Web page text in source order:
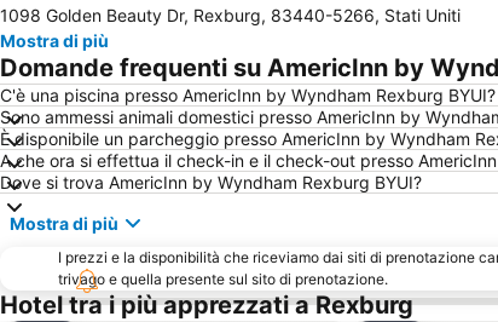
1098 Golden Beauty Dr, Rexburg, 83440-5266, Stati Uniti
Mostra di più
Domande frequenti su AmericInn by
C'è una piscina presso AmericInn by Wyndham Rexburg BYUI?
Sono ammessi animali domestici presso AmericInn by
È disponibile un parcheggio presso AmericInn by Wyndham
A che ora si effettua il check-in e il check-out presso
Dove si trova AmericInn by Wyndham Rexburg BYUI?
Mostra di più
I prezzi e la disponibilità che riceviamo dai siti di prenotazione
trivago e quella presente sul sito di prenotazione.
Hotel tra i più apprezzati a Rexburg